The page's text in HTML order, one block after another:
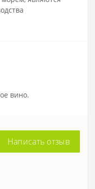
вино.
Написать отзыв